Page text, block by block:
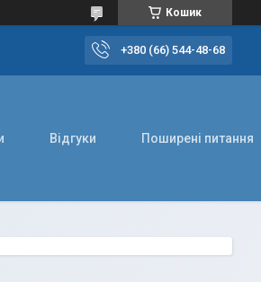
Кошик
+380 (66) 544-48-68
Відгуки Поширені питання